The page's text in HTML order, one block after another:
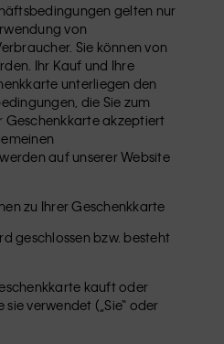
gelten nur
von
Sie können von
Ihr Kauf und Ihre
unterliegen den
die Sie zum
Geschenkkarte akzeptiert
auf unserer Website
zu Ihrer Geschenkkarte
geschlossen bzw. besteht
kauft oder
verwendet („Sie“ oder